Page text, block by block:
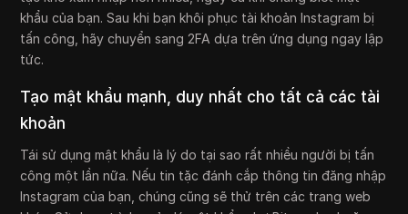
khẩu của bạn. Sau khi bạn khôi phục tài khoản Instagram bị
tấn công, hãy chuyển sang 2FA dựa trên ứng dụng ngay lập
tức.
Tạo mật khẩu mạnh, duy nhất cho tất cả các tài
khoản
Tái sử dụng mật khẩu là lý do tại sao rất nhiều người bị tấn
công một lần nữa. Nếu tin tặc đánh cắp thông tin đăng nhập
Instagram của bạn, chúng cũng sẽ thử trên các trang web